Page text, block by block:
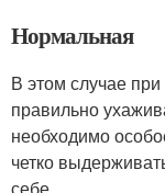
Нормальная
В этом случае при
правильно
необходимо
четко